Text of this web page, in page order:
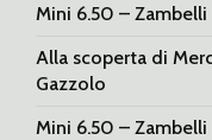
Mini 6.50 – Zambelli
Alla scoperta di
Gazzolo
Mini 6.50 – Zambelli